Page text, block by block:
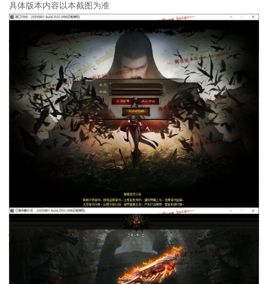
具体版本内容以本截图为准